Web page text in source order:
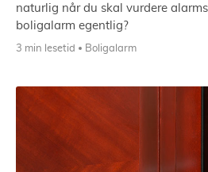
naturlig når du skal vurdere
boligalarm egentlig?
3 min lesetid Boligalarm